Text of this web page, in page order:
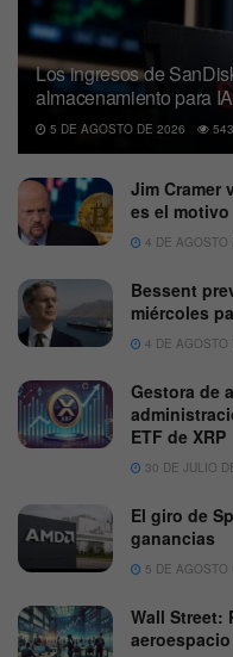
Los ingresos de
almacenamiento para IA
5 DE AGOSTO DE 2026 543
Jim Cramer
es el motivo
4 DE AGOSTO
Bessent
miércoles
4 DE AGOSTO
Gestora de
ETF de XRP
30 DE JULIO
El giro de
ganancias
5 DE AGOSTO
Wall Street: